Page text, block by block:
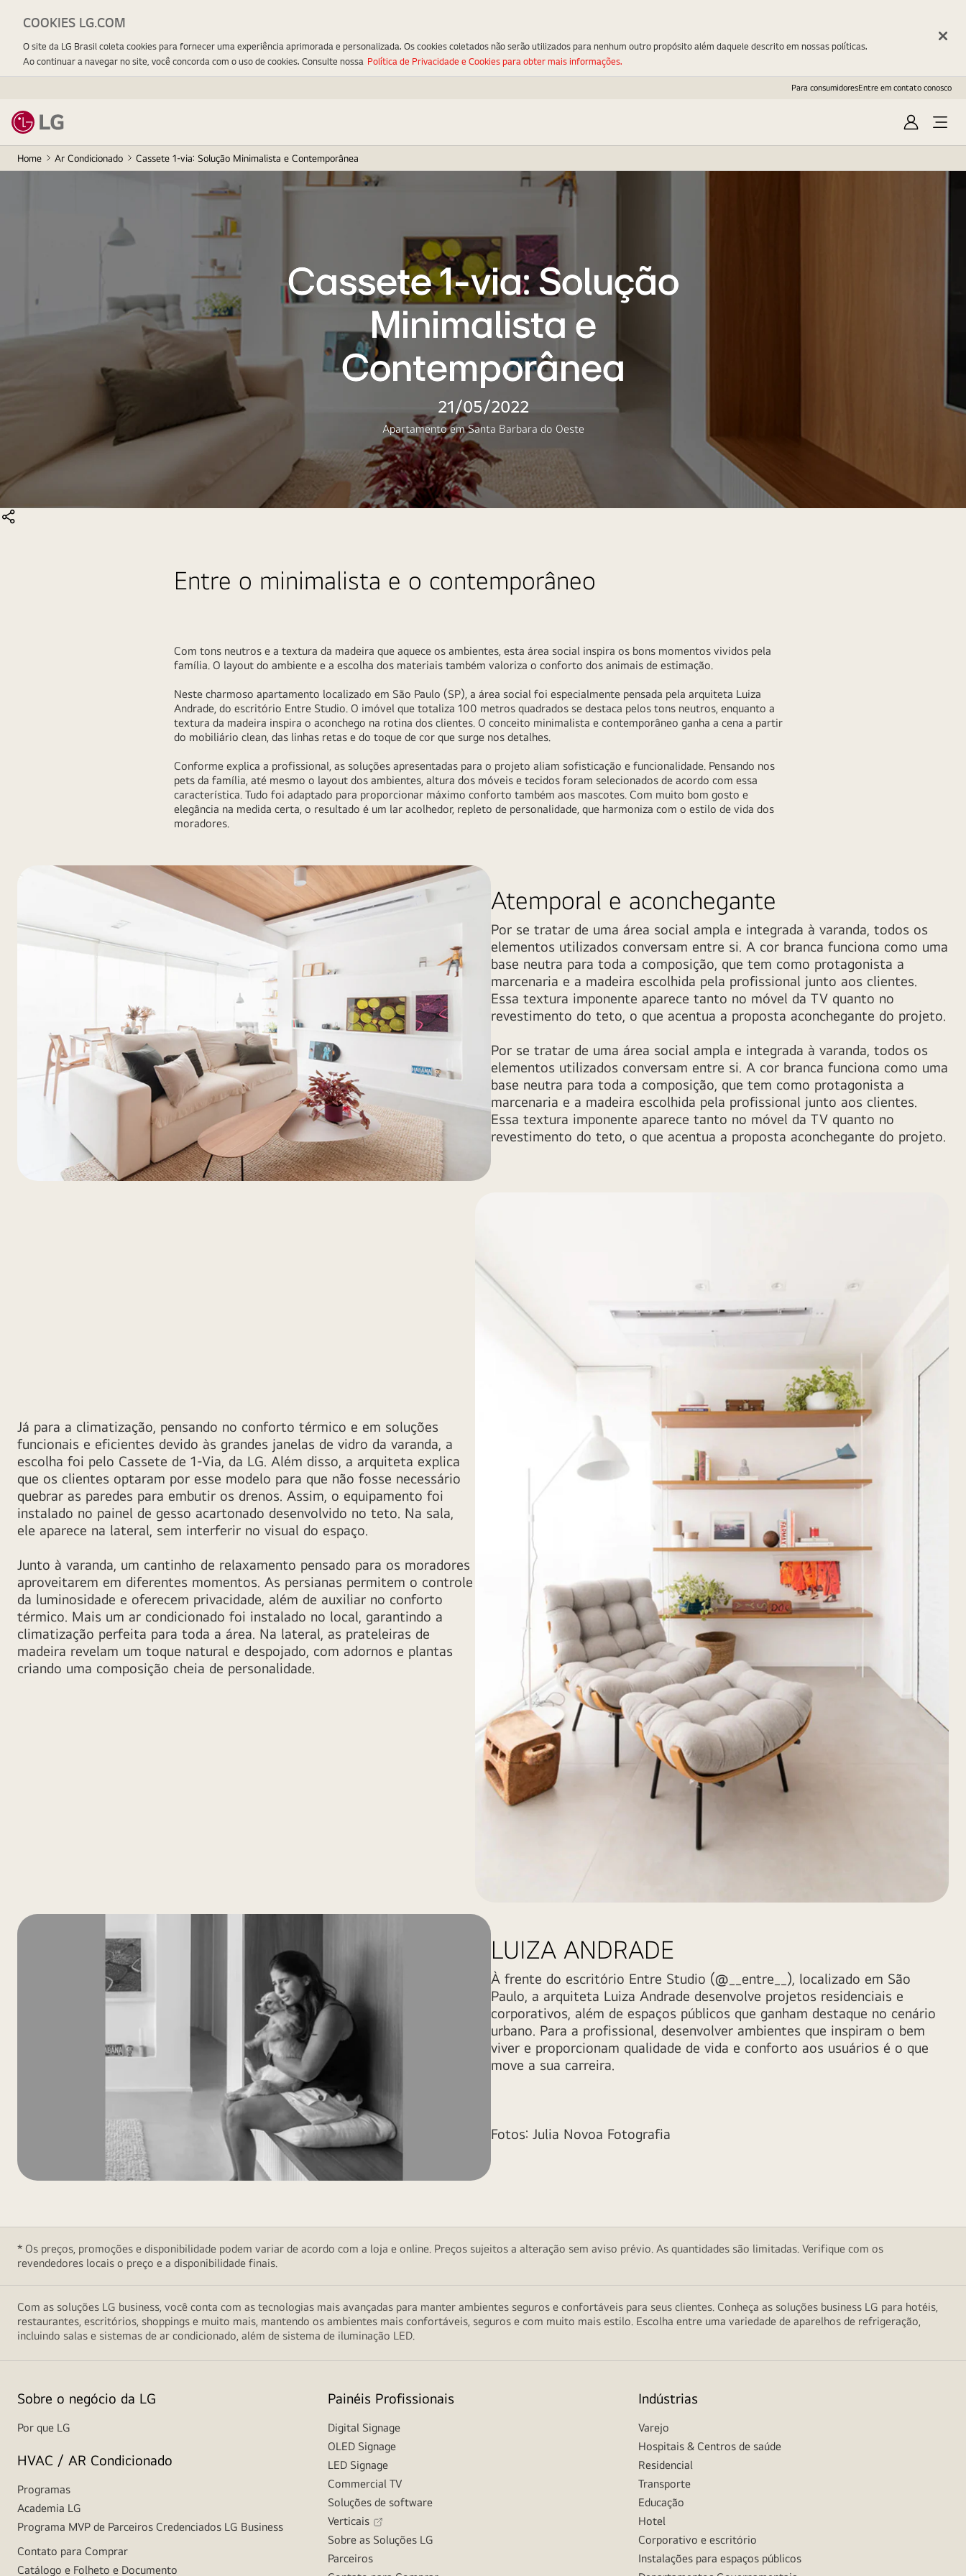
Para consumidoresEntre em contato conosco
EntrarOpen
Menu
Home Ar Condicionado Cassete 1-via: Solução Minimalista e Contemporânea
Cassete 1-via: Solução
Minimalista e
Contemporânea
21/05/2022
Apartamento em Santa Barbara do Oeste
COMPARTILHAR
Entre o minimalista e o contemporâneo
Com tons neutros e a textura da madeira que aquece os ambientes, esta área social inspira os bons momentos vividos pela
família. O layout do ambiente e a escolha dos materiais também valoriza o conforto dos animais de estimação.
Neste charmoso apartamento localizado em São Paulo (SP), a área social foi especialmente pensada pela arquiteta Luiza
Andrade, do escritório Entre Studio. O imóvel que totaliza 100 metros quadrados se destaca pelos tons neutros, enquanto a
textura da madeira inspira o aconchego na rotina dos clientes. O conceito minimalista e contemporâneo ganha a cena a partir
do mobiliário clean, das linhas retas e do toque de cor que surge nos detalhes.
Conforme explica a profissional, as soluções apresentadas para o projeto aliam sofisticação e funcionalidade. Pensando nos
pets da família, até mesmo o layout dos ambientes, altura dos móveis e tecidos foram selecionados de acordo com essa
característica. Tudo foi adaptado para proporcionar máximo conforto também aos mascotes. Com muito bom gosto e
elegância na medida certa, o resultado é um lar acolhedor, repleto de personalidade, que harmoniza com o estilo de vida dos
moradores.
Atemporal e aconchegante
Por se tratar de uma área social ampla e integrada à varanda, todos os
elementos utilizados conversam entre si. A cor branca funciona como uma
base neutra para toda a composição, que tem como protagonista a
marcenaria e a madeira escolhida pela profissional junto aos clientes.
Essa textura imponente aparece tanto no móvel da TV quanto no
revestimento do teto, o que acentua a proposta aconchegante do projeto.
Por se tratar de uma área social ampla e integrada à varanda, todos os
elementos utilizados conversam entre si. A cor branca funciona como uma
base neutra para toda a composição, que tem como protagonista a
marcenaria e a madeira escolhida pela profissional junto aos clientes.
Essa textura imponente aparece tanto no móvel da TV quanto no
revestimento do teto, o que acentua a proposta aconchegante do projeto.
Já para a climatização, pensando no conforto térmico e em soluções
funcionais e eficientes devido às grandes janelas de vidro da varanda, a
escolha foi pelo Cassete de 1-Via, da LG. Além disso, a arquiteta explica
que os clientes optaram por esse modelo para que não fosse necessário
quebrar as paredes para embutir os drenos. Assim, o equipamento foi
instalado no painel de gesso acartonado desenvolvido no teto. Na sala,
ele aparece na lateral, sem interferir no visual do espaço.
Junto à varanda, um cantinho de relaxamento pensado para os moradores
aproveitarem em diferentes momentos. As persianas permitem o controle
da luminosidade e oferecem privacidade, além de auxiliar no conforto
térmico. Mais um ar condicionado foi instalado no local, garantindo a
climatização perfeita para toda a área. Na lateral, as prateleiras de
madeira revelam um toque natural e despojado, com adornos e plantas
criando uma composição cheia de personalidade.
LUIZA ANDRADE
À frente do escritório Entre Studio (@__entre__), localizado em São
Paulo, a arquiteta Luiza Andrade desenvolve projetos residenciais e
corporativos, além de espaços públicos que ganham destaque no cenário
urbano. Para a profissional, desenvolver ambientes que inspiram o bem
viver e proporcionam qualidade de vida e conforto aos usuários é o que
move a sua carreira.
Fotos: Julia Novoa Fotografia
* Os preços, promoções e disponibilidade podem variar de acordo com a loja e online. Preços sujeitos a alteração sem aviso prévio. As quantidades são limitadas. Verifique com os
revendedores locais o preço e a disponibilidade finais.
Com as soluções LG business, você conta com as tecnologias mais avançadas para manter ambientes seguros e confortáveis para seus clientes. Conheça as soluções business LG para hotéis,
restaurantes, escritórios, shoppings e muito mais, mantendo os ambientes mais confortáveis, seguros e com muito mais estilo. Escolha entre uma variedade de aparelhos de refrigeração,
incluindo salas e sistemas de ar condicionado, além de sistema de iluminação LED.
Sobre o negócio da LG
Por que LG
HVAC / AR Condicionado
Programas
Academia LG
Programa MVP de Parceiros Credenciados LG Business
Contato para Comprar
Catálogo e Folheto e Documento
Painéis Profissionais
Digital Signage
OLED Signage
LED Signage
Commercial TV
Soluções de software
Verticais
Sobre as Soluções LG
Parceiros
Indústrias
Varejo
Hospitais & Centros de saúde
Residencial
Transporte
Educação
Hotel
Corporativo e escritório
Instalações para espaços públicos
COOKIES LG.COM
O site da LG Brasil coleta cookies para fornecer uma experiência aprimorada e personalizada. Os cookies coletados não serão utilizados para nenhum outro propósito além daquele descrito em nossas políticas.
Ao continuar a navegar no site, você concorda com o uso de cookies. Consulte nossa Política de Privacidade e Cookies para obter mais informações.